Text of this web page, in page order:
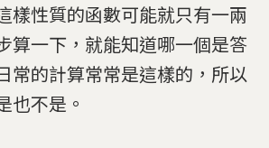
樣性質的函數可能就只有一兩
算一下，就能知道哪一個是答
常的計算常常是這樣的，所以
也不是。